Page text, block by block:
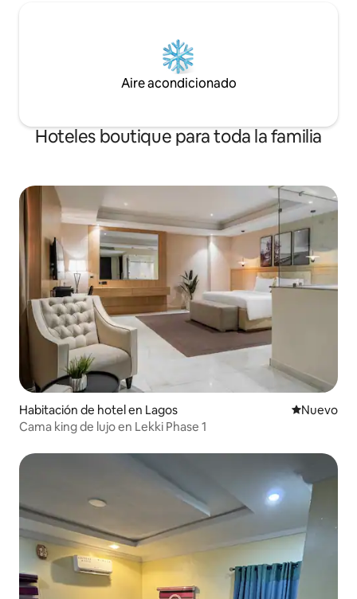
Aire acondicionado
Hoteles boutique para toda la familia
Habitación de hotel en Lagos Nuevo
Nuevo
Cama king de lujo en Lekki Phase 1